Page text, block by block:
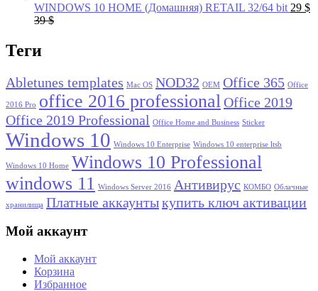
WINDOWS 10 HOME (Домашняя) RETAIL 32/64 bit 29 $
39$
Теги
Abletunes templates Mac OS NOD32 OEM Office 365 Office
2016 Pro office 2016 professional Office 2019
Office 2019 Professional Office Home and Business Sticker
Windows 10 Windows 10 Enterprise Windows 10 enterprise ltsb
Windows 10 Home Windows 10 Professional
windows 11
Windows Server 2016 Антивирус КОМБО Облачные
хранилища Платные аккаунтыкупить ключ активации
Мой аккаунт
Мой аккаунт
Корзина
Избранное